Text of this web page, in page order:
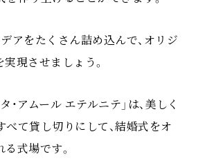
アをたくさん詰め込んで、オリジ
現させましょう。
・アムール エテルニテ」は、美しく
て貸し切りにして、結婚式をオ
式場です。